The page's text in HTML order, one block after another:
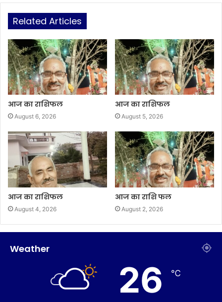
Related Articles
आज का राशिफल
August 6, 2026
आज का राशिफल
August 5, 2026
आज का राशिफल
August 4, 2026
आज का राशि फल
August 2, 2026
Weather
26 ℃